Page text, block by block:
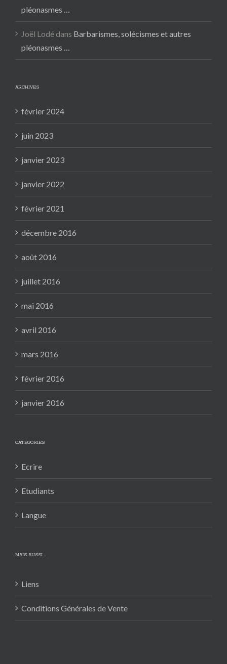
pléonasmes …
Joël Lodé dans Barbarismes, solécismes et autres
pléonasmes …
ARCHIVES
février 2024
juin 2023
janvier 2023
janvier 2022
février 2021
décembre 2016
août 2016
juillet 2016
mai 2016
avril 2016
mars 2016
février 2016
janvier 2016
CATÉGORIES
Ecrire
Etudiants
Langue
MAIS AUSSI …
Liens
Conditions Générales de Vente